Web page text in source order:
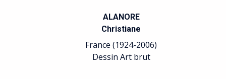
ALANORE
Christiane
France (1924-2006)
Dessin Art brut